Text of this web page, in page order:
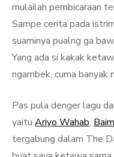
mulailah pembicaraan
Sampe cerita pada
suaminya pualng ga
Yang ada si kakak
ngambek, cuma banyak
Pas pula denger lagu
yaitu Ariyo Wahab, Baim
tergabung dalam The